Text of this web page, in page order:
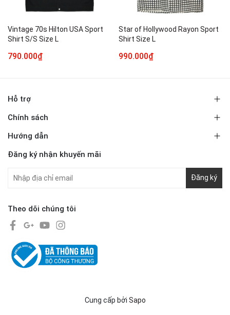
Vintage 70s Hilton USA Sport
Shirt S/S Size L
790.000₫
Star of Hollywood Rayon Sport
Shirt Size L
990.000₫
Hỗ trợ
Chính sách
Hướng dẫn
Đăng ký nhận khuyến mãi
Đăng ký
Theo dõi chúng tôi
Cung cấp bởi Sapo